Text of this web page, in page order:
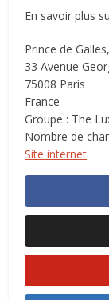
En savoir plus
Prince de
33 Avenue
75008 Paris
France
Groupe : The
Nombre de
Site internet